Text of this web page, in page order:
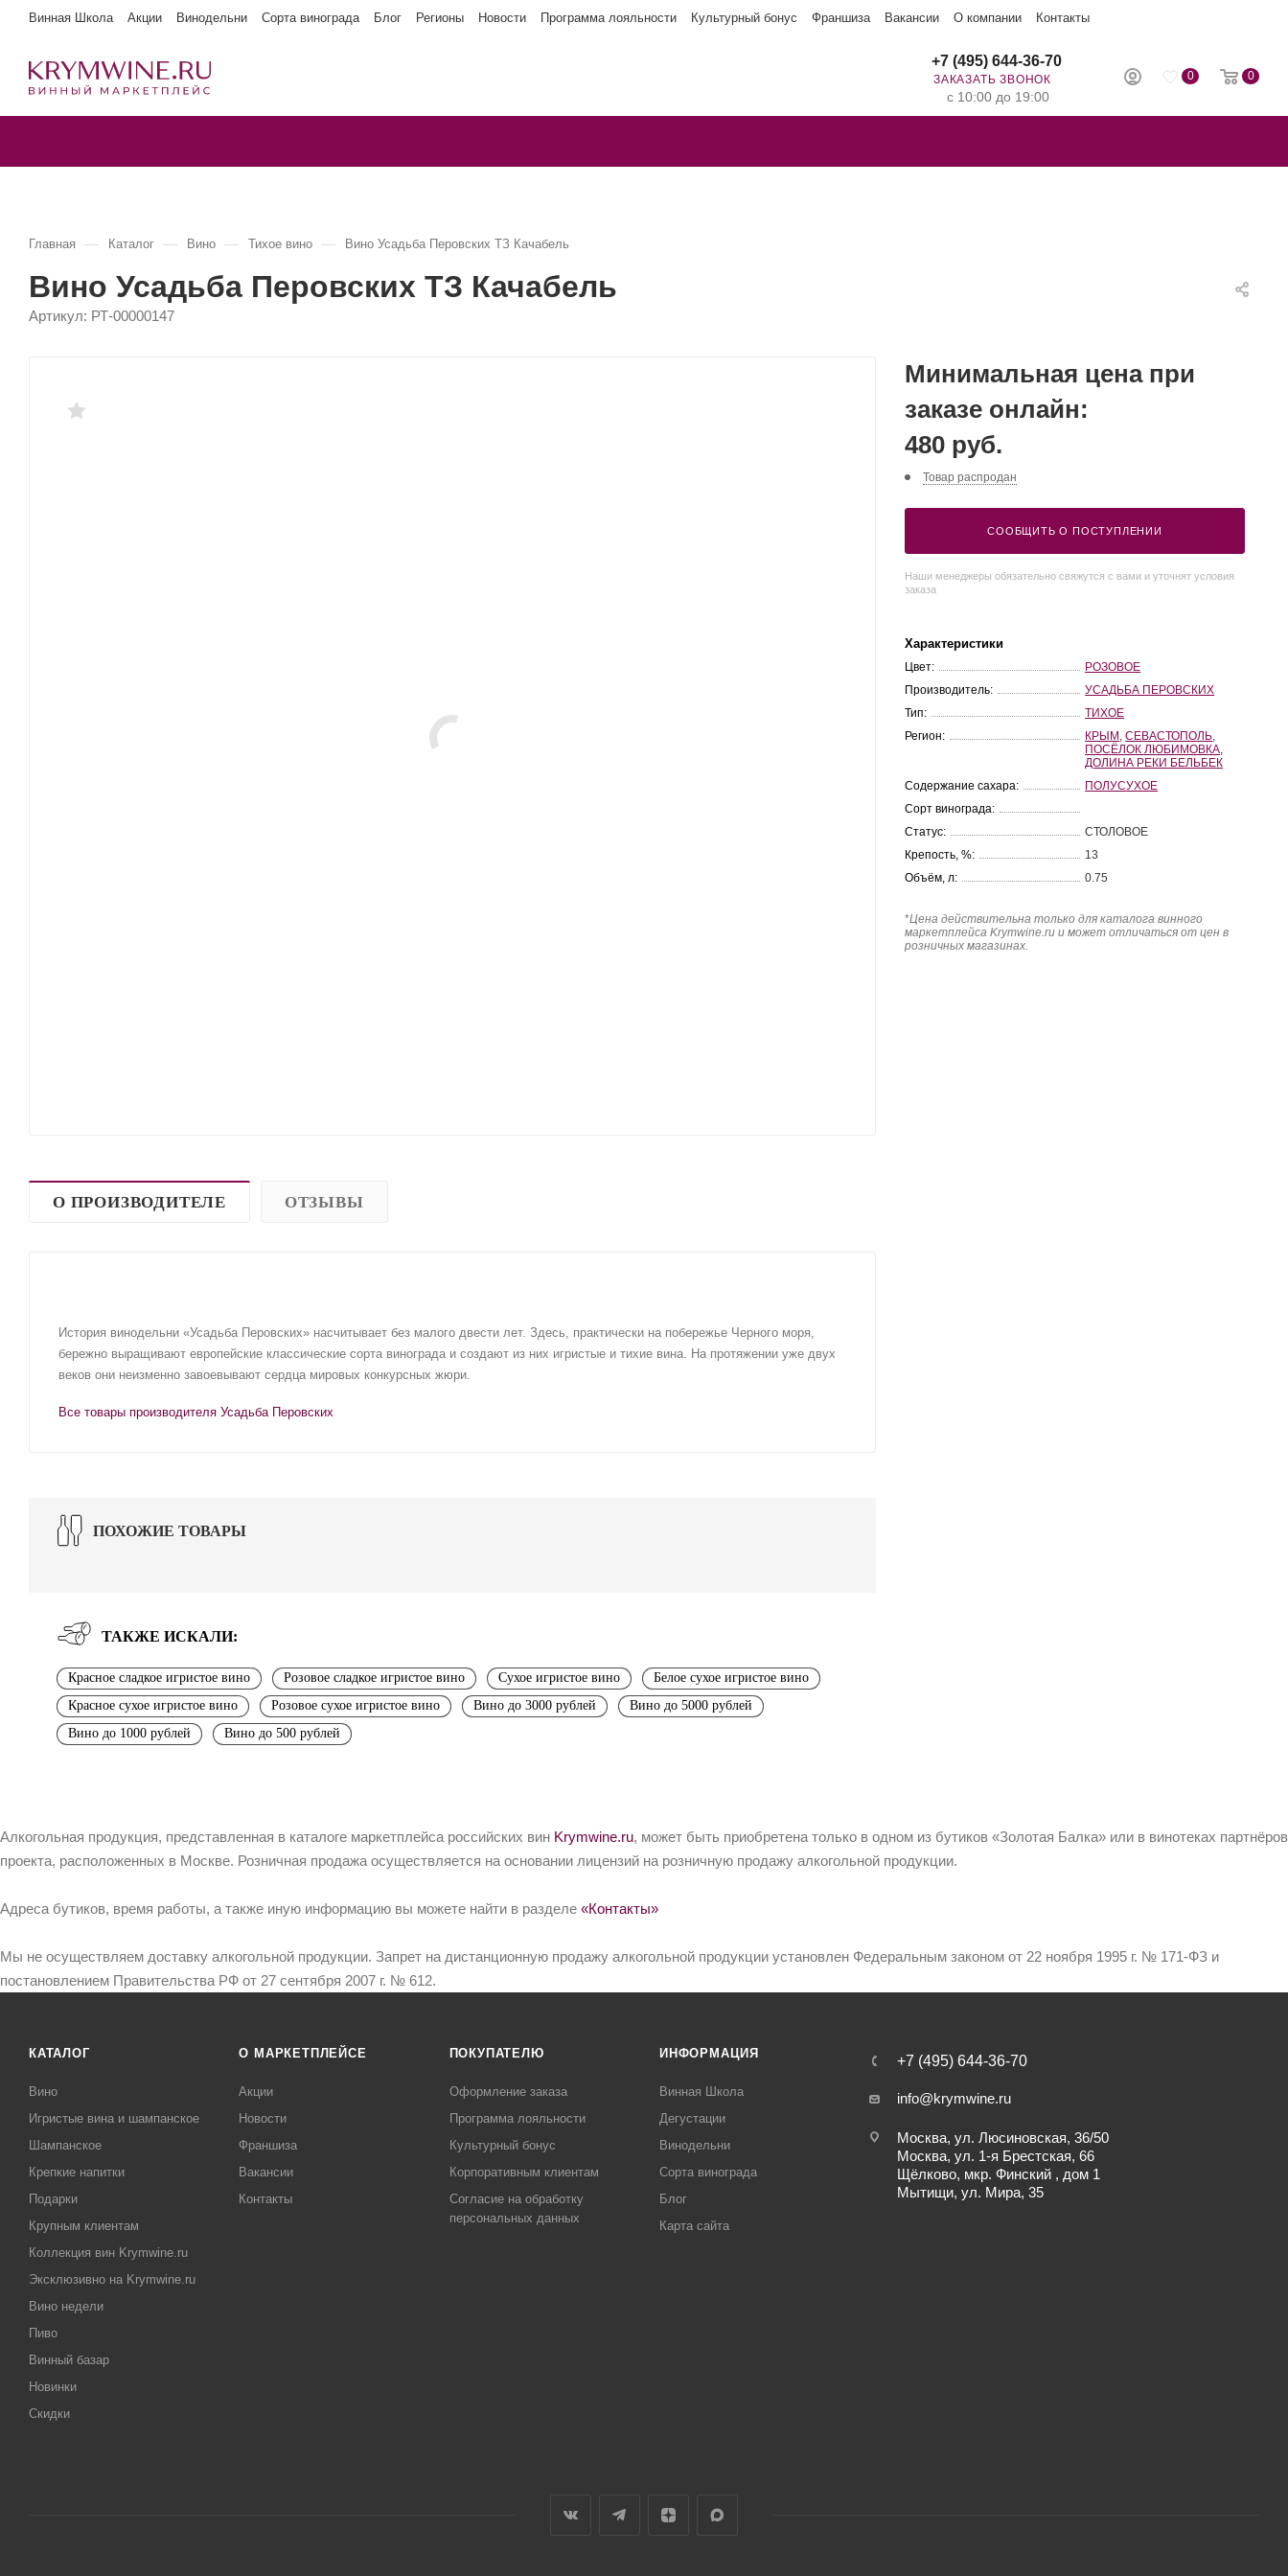
Винная Школа Акции Винодельни Сорта винограда Блог Регионы Новости Программа лояльности Культурный бонус Франшиза Вакансии О компании Контакты
0 0
+7 (495) 644-36-70
ЗАКАЗАТЬ ЗВОНОК
с 10:00 до 19:00
Главная — Каталог — Вино — Тихое вино — Вино Усадьба Перовских ТЗ Качабель
Вино Усадьба Перовских ТЗ Качабель
Артикул: РТ-00000147
О ПРОИЗВОДИТЕЛЕ ОТЗЫВЫ
История винодельни «Усадьба Перовских» насчитывает без малого двести лет. Здесь, практически на побережье Черного моря,
бережно выращивают европейские классические сорта винограда и создают из них игристые и тихие вина. На протяжении уже двух
веков они неизменно завоевывают сердца мировых конкурсных жюри.
Все товары производителя Усадьба Перовских
ПОХОЖИЕ ТОВАРЫ
ТАКЖЕ ИСКАЛИ:
Красное сладкое игристое вино Розовое сладкое игристое вино Сухое игристое вино
Белое сухое игристое вино
Красное сухое игристое вино
Розовое сухое игристое вино Вино до 3000 рублей
Вино до 5000 рублей
Вино до 1000 рублей
Вино до 500 рублей
Минимальная цена при
заказе онлайн:
480 руб.
Товар распродан
СООБЩИТЬ О ПОСТУПЛЕНИИ
Наши менеджеры обязательно свяжутся с вами и уточнят условия
заказа
Характеристики
Цвет:
РОЗОВОЕ
Производитель:
УСАДЬБА ПЕРОВСКИХ
Тип:
ТИХОЕ
Регион:
КРЫМ ,СЕВАСТОПОЛЬ
ПОСЁЛОК ЛЮБИМОВКА
ДОЛИНА РЕКИ БЕЛЬБЕК
Содержание сахара:
ПОЛУСУХОЕ
Сорт винограда:
Статус:
СТОЛОВОЕ
Крепость, %:
13
Объём, л:
0.75
*Цена действительна только для каталога винного
маркетплейса Krymwine.ru и может отличаться от цен в
розничных магазинах.
Алкогольная продукция, представленная в каталоге маркетплейса российских вин Krymwine.ru, может быть приобретена только в одном из бутиков «Золотая Балка» или в винотеках партнёров
проекта, расположенных в Москве. Розничная продажа осуществляется на основании лицензий на розничную продажу алкогольной продукции.
Адреса бутиков, время работы, а также иную информацию вы можете найти в разделе «Контакты»
Мы не осуществляем доставку алкогольной продукции. Запрет на дистанционную продажу алкогольной продукции установлен Федеральным законом от 22 ноября 1995 г. № 171-ФЗ и
постановлением Правительства РФ от 27 сентября 2007 г. № 612.
КАТАЛОГ
Вино
Игристые вина и шампанское
Шампанское
Крепкие напитки
Подарки
Крупным клиентам
Коллекция вин Krymwine.ru
Эксклюзивно на Krymwine.ru
Вино недели
Пиво
Винный базар
Новинки
Скидки
О МАРКЕТПЛЕЙСЕ
Акции
Новости
Франшиза
Вакансии
Контакты
ПОКУПАТЕЛЮ
Оформление заказа
Программа лояльности
Культурный бонус
Корпоративным клиентам
Согласие на обработку
персональных данных
ИНФОРМАЦИЯ
Винная Школа
Дегустации
Винодельни
Сорта винограда
Блог
Карта сайта
+7 (495) 644-36-70
info@krymwine.ru
Москва, ул. Люсиновская, 36/50
Москва, ул. 1-я Брестская, 66
Щёлково, мкр. Финский , дом 1
Мытищи, ул. Мира, 35